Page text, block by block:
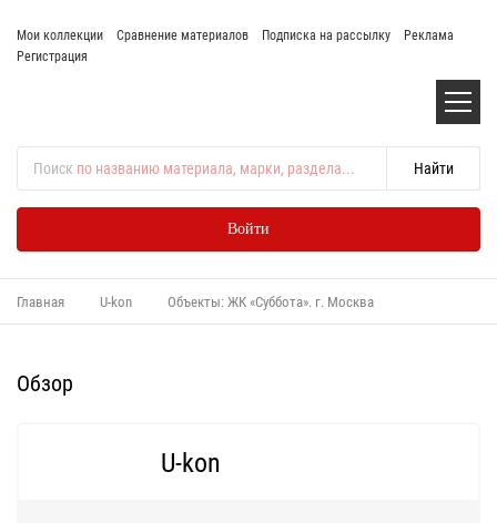
Мои коллекции Сравнение материалов Подписка на рассылку
Реклама
Регистрация
Поиск по названию материала, марки, раздела...
Войти
Главная U-kon Объекты: ЖК «Суббота». г. Москва
Обзор
U-kon